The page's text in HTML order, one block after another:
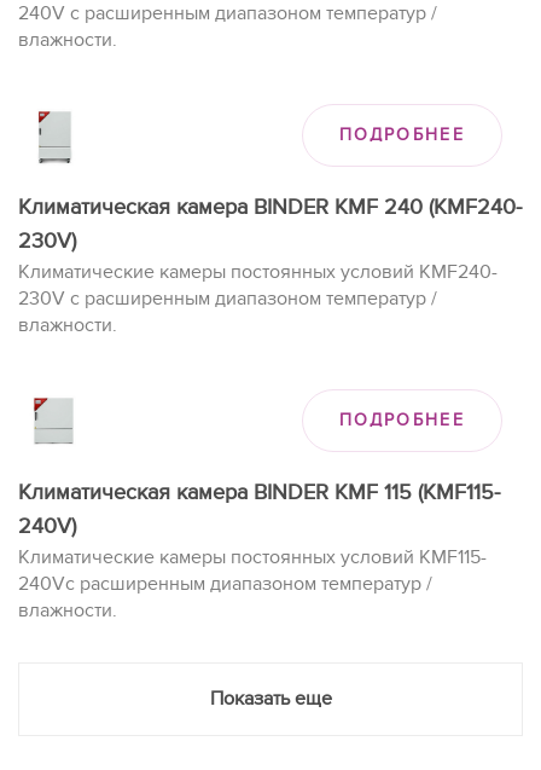
240V с расширенным диапазоном температур /
влажности.
ПОДРОБНЕЕ
Климатическая камера BINDER KMF 240 (KMF240-
230V)
Климатические камеры постоянных условий KMF240-
230V с расширенным диапазоном температур /
влажности.
ПОДРОБНЕЕ
Климатическая камера BINDER KMF 115 (KMF115-
240V)
Климатические камеры постоянных условий KMF115-
240Vс расширенным диапазоном температур /
влажности.
Показать еще